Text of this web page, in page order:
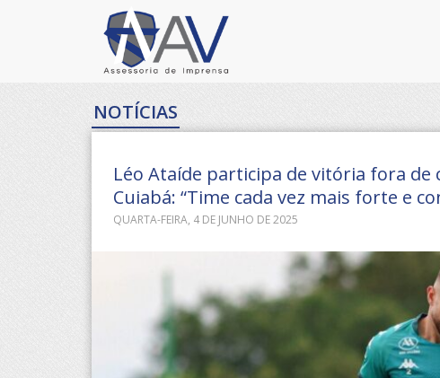
NOTÍCIAS
Léo Ataíde participa de vitória fora
Cuiabá: “Time cada vez mais forte e
QUARTA-FEIRA, 4 DE JUNHO DE 2025